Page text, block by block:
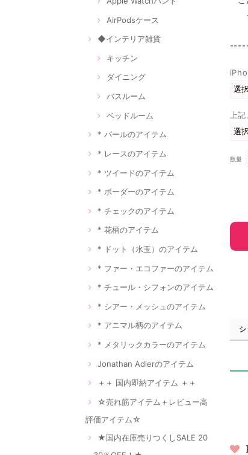
AirPodsケース
◆インテリア雑貨
キッチン
ダイニング
バスルーム
ベッドルーム
* パールのアイテム
* レースのアイテム
* ツイードのアイテム
* ボーダーのアイテム
* チェックのアイテム
* 花柄のアイテム
* ドット（水玉）のアイテム
* ファー・エコファーのアイテム
* チュール・シフォンのアイテム
* シアー・メッシュのアイテム
* アニマル柄のアイテム
* メタリックカラーのアイテム
Jonathan Adlerのアイテム
＋＋ 国内即納アイテム ＋＋
☆売れ筋アイテム＋レビュー高
評価アイテム☆
★国内在庫売りつくしSALE 20
上
数量